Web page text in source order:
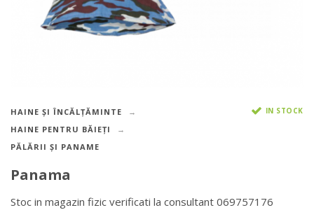
HAINE ȘI ÎNCĂLȚĂMINTE
HAINE PENTRU BĂIEȚI
PĂLĂRII ȘI PANAME
IN STOCK
Panama
Stoc in magazin fizic verificati la consultant 069757176